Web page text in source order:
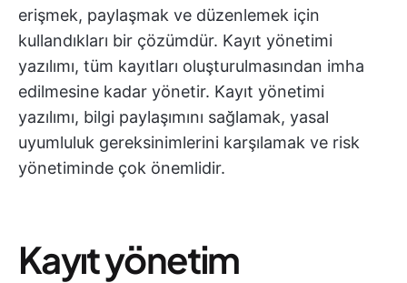
erişmek, paylaşmak ve düzenlemek için
kullandıkları bir çözümdür. Kayıt yönetimi
yazılımı, tüm kayıtları oluşturulmasından imha
edilmesine kadar yönetir. Kayıt yönetimi
yazılımı, bilgi paylaşımını sağlamak, yasal
uyumluluk gereksinimlerini karşılamak ve risk
yönetiminde çok önemlidir.
Kayıt yönetim